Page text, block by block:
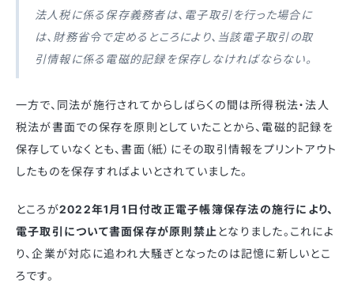
法人税に係る保存義務者は、電子取引を行った場合に
は、財務省令で定めるところにより、当該電子取引の取
引情報に係る電磁的記録を保存しなければならない。
一方で、同法が施行されてからしばらくの間は所得税法・法人
税法が書面での保存を原則としていたことから、電磁的記録を
保存していなくとも、書面（紙）にその取引情報をプリントアウト
したものを保存すればよいとされていました。
ところが2022年1月1日付改正電子帳簿保存法の施行により、
電子取引について書面保存が原則禁止 となりました。これによ
り、企業が対応に追われ大騒ぎとなったのは記憶に新しいとこ
ろです。